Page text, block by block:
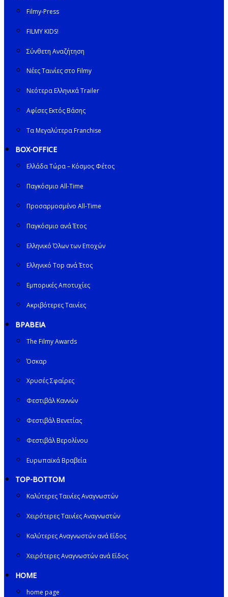
Filmy-Press
FILMY KIDS!
Σύνθετη Αναζήτηση
Νέες Ταινίες στο Filmy
Νεότερα Ελληνικά Trailer
Αφίσες Εκτός Βάσης
Τα Μεγαλύτερα Franchise
BOX-OFFICE
Ελλάδα Τώρα – Κόσμος Φέτος
Παγκόσμιο All-Time
Προσαρμοσμένο All-Time
Παγκόσμιο ανά Έτος
Ελληνικό Όλων των Εποχών
Ελληνικό Top ανά Έτος
Εμπορικές Αποτυχίες
Ακριβότερες Ταινίες
ΒΡΑΒΕΙΑ
The Filmy Awards
Όσκαρ
Χρυσές Σφαίρες
Φεστιβάλ Καννών
Φεστιβάλ Βενετίας
Φεστιβάλ Βερολίνου
Ευρωπαϊκά Βραβεία
TOP-BOTTOM
Καλύτερες Ταινίες Αναγνωστών
Χειρότερες Ταινίες Αναγνωστών
Καλύτερες Αναγνωστών ανά Είδος
Χειρότερες Αναγνωστών ανά Είδος
HOME
home page